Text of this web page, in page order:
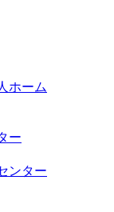
ホーム
ー
ンター